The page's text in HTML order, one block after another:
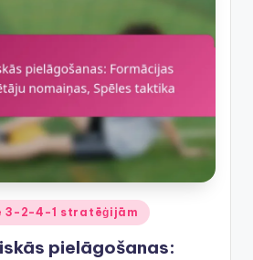
3-2-4-1 stratēģijām
pielāgošanas: